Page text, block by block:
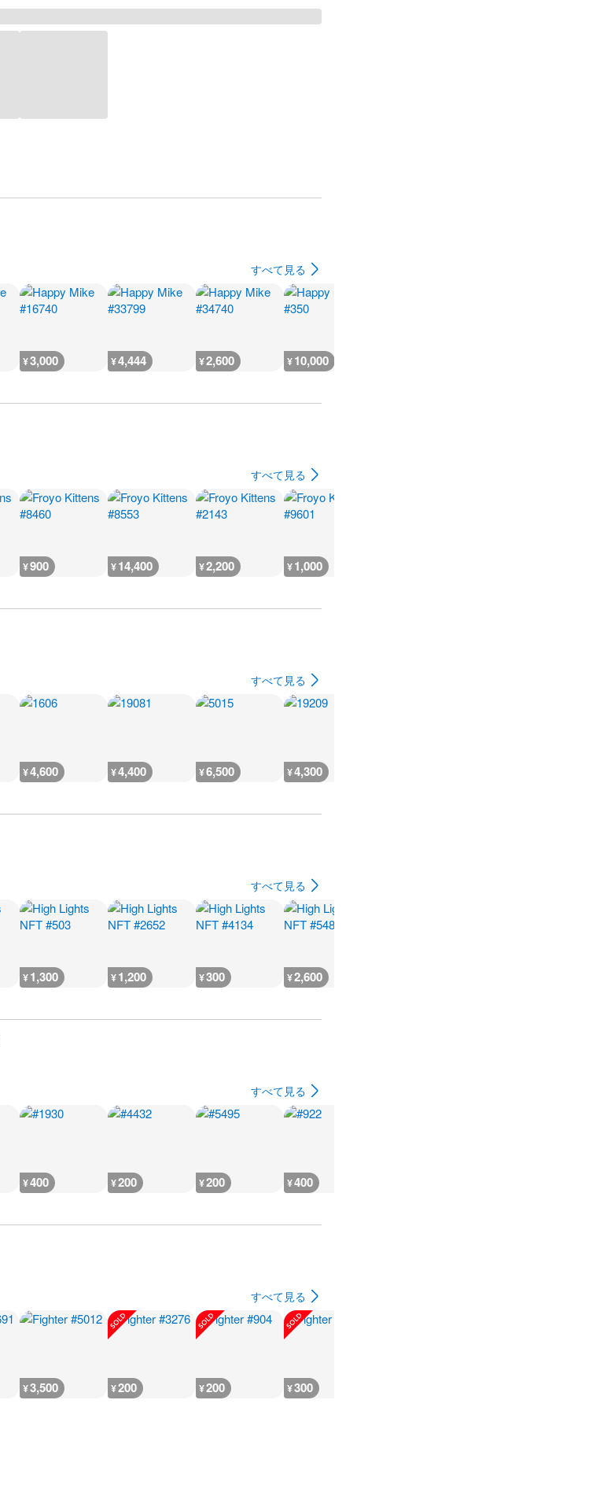
すべて見る
¥3,000 ¥4,444 ¥2,600 ¥10,000
すべて見る
¥900 ¥14,400 ¥2,200 ¥1,000
すべて見る
¥4,600 ¥4,400 ¥6,500 ¥4,300
すべて見る
¥1,300 ¥1,200 ¥300 ¥2,600
すべて見る
¥400 ¥200 ¥200 ¥400
すべて見る
¥3,500 ¥200 ¥200 ¥300